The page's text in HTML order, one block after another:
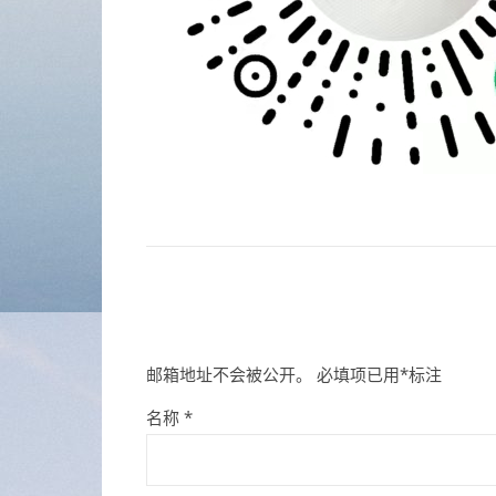
邮箱地址不会被公开。 必填项已用*标注
名称 *